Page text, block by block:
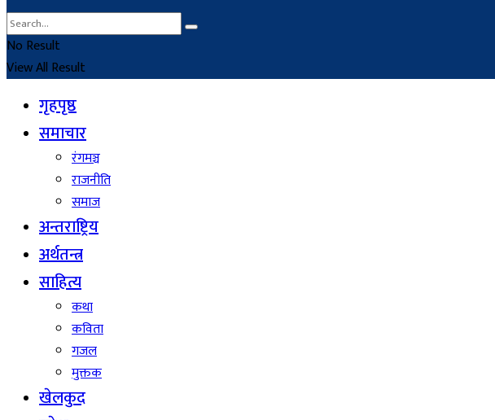
No Result
View All Result
गृहपृष्ठ
समाचार
रंगमञ्च
राजनीति
समाज
अन्तराष्ट्रिय
अर्थतन्त्र
साहित्य
कथा
कविता
गजल
मुक्तक
खेलकुद